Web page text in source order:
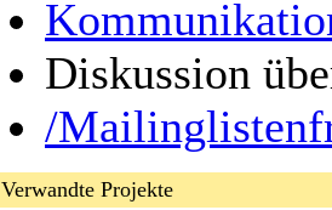
Diskussion
/
Verwandte Projekte